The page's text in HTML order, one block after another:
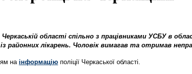
Черкаській області спільно з працівниками УСБУ в
із районних лікарень. Чоловік вимагав та отримав
на інформацію поліції Черкаської області.